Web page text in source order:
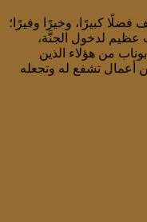
كبيرًا، وخيرًا وفيرًا؛
عظيم لدخول الجنَّة،
من هؤلاء الذين
أعمال تشفع له وتجعله